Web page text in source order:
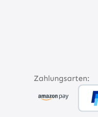
Zahlungsarten: